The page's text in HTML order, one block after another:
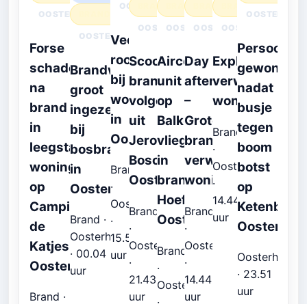
OOSTERHOUT
Forse
schade
na
brand
in
leegstaande
woning
op
Camping
de
Katjeskelder
Oosterhout
Brand ·
OOSTERHOUT
Brandweer
groot
ingezet
bij
bosbrand
in
Oosterhout
Brand ·
Oosterhout
· 00.04
uur
OOSTERHOUT
Veel
rook
bij
woningbrand
in
Oosterhout
Brand
·
Oosterhout
·
15.59
uur
BRAND
OOSTERHOUT
Scooter
brand
volgedig
uit
Jeroen
Boschstraat
Oosterhout
Brand
·
Oosterhout
·
21.43
uur
BRAND
OOSTERHOUT
Airco
unit
op
Balkon
vliegt
in
brand
Hoefakker
Oosterhout
Brand
·
Oosterhout
BRAND
OOSTERHOUT
Day
after
–
Grote
brand
verwoest
woning
Brand
·
Oosterhout
·
14.44
uur
BRAND
OOSTERHOUT
Explosie
verwoest
woning
Brand
·
Oosterhout
·
14.44
uur
Persoon
gewond
nadat
busje
tegen
boom
botst
op
Ketenbaan
Oosterhout
· 23.51
uur